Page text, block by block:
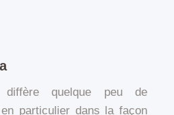
diffère quelque peu de
en particulier dans la façon